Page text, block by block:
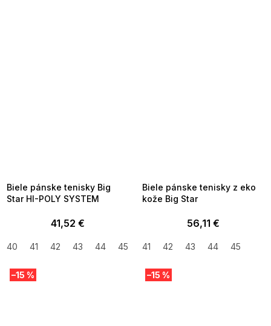
Biele pánske tenisky Big
Star HI-POLY SYSTEM
41,52 €
40 41 42 43 44 45 46
Biele pánske tenisky z eko
kože Big Star
56,11 €
41 42 43 44 45
–15 % –15 %